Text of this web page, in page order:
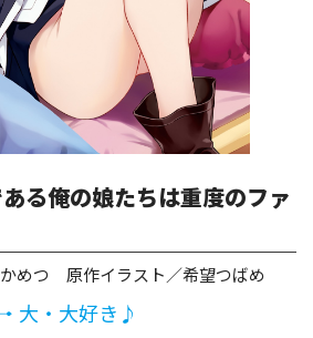
コミックガルド
リキューレ
る俺の娘たちは重度のファ
めつ 原作イラスト／希望つばめ
・大・大好き♪